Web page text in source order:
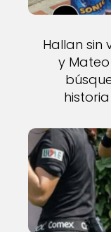
Hallan sin
y